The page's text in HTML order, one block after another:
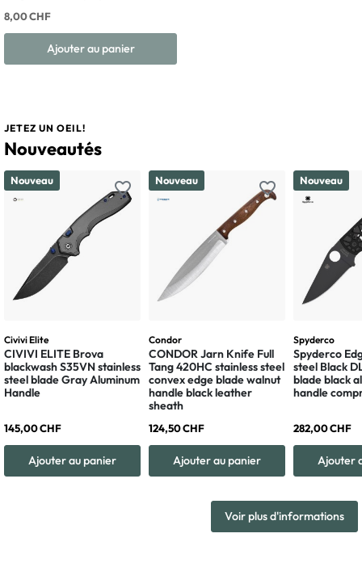
8,00 CHF
Ajouter au panier
JETEZ UN OEIL!
Nouveautés
favorite_border
Nouveau
Civivi Elite
CIVIVI ELITE Brova
blackwash S35VN stainless
steel blade Gray Aluminum
Handle
145,00 CHF
Ajouter au panier
favorite_border
Nouveau
Condor
CONDOR Jarn Knife Full
Tang 420HC stainless steel
convex edge blade walnut
handle black leather
sheath
124,50 CHF
Ajouter au panier
Nouveau
Spyderco
Spyderco
steel Black
blade black
handle
282,00 CHF
Ajouter
Voir plus d'informations